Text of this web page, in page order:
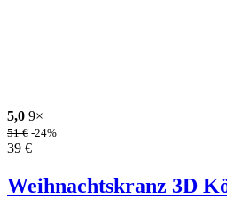
5,0 9×
51€ -24%
39 €
Weihnachtskranz 3D